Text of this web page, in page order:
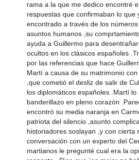
rama a la que me dedico encontré
respuestas que confirmaban lo que
encontrado a través de los
asuntos humanos ,su
ayuda a Guillermo para
ocultos en los clásicos españoles
por las referencias que hace
Martí a causa de su matrimonio
,que cometió el desliz de salir de
los diplomáticos españoles .Martí lo
banderillazo en pleno corazón
encontró su media naranja en
patriota del silencio ,asunto
historiadores soslayan ,y con cierta
conversación con un experto del
martianos le pregunté cual era la